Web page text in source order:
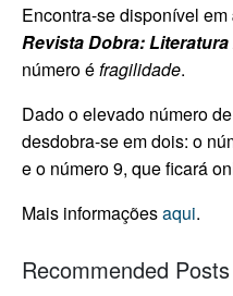
Encontra-se disponível em
Revista Dobra:
número éfragilidade.
Dado o elevado número
desdobra-se em dois: o
e o número 9, que ficará
Mais informaçõesaqui.
Recommended Posts